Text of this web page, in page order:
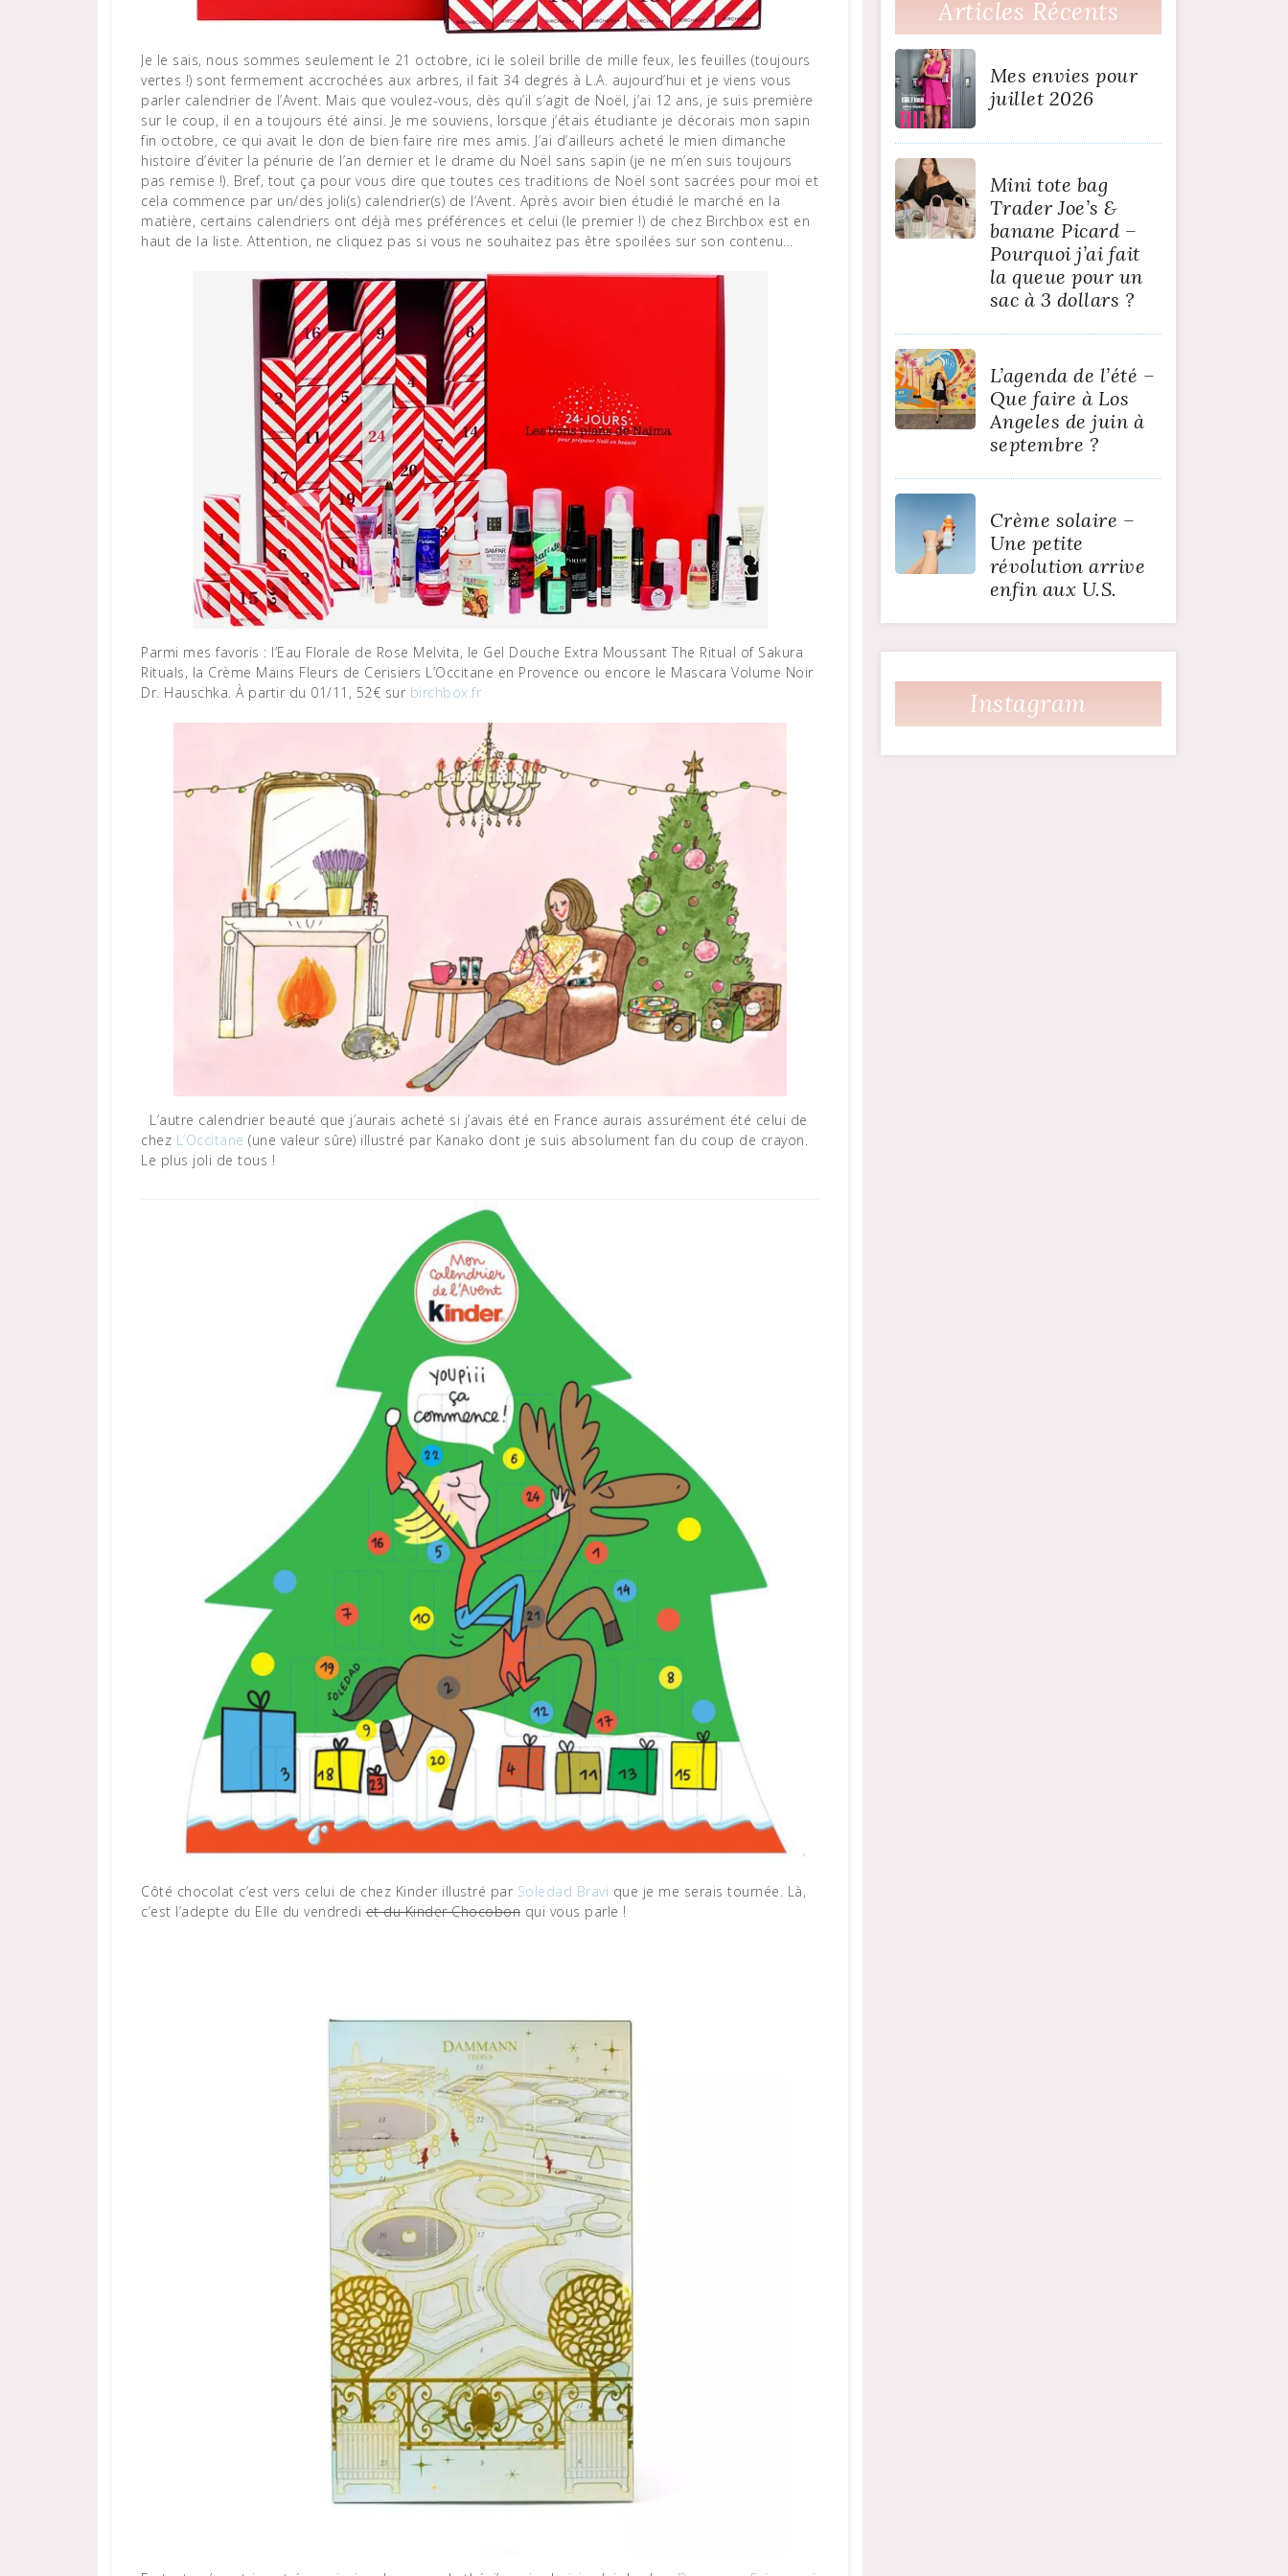
Je le sais, nous sommes seulement le 21 octobre, ici le soleil brille de mille feux, les feuilles (toujours
vertes !) sont fermement accrochées aux arbres, il fait 34 degrés à L.A. aujourd’hui et je viens vous
parler calendrier de l’Avent. Mais que voulez-vous, dès qu’il s’agit de Noël, j’ai 12 ans, je suis première
sur le coup, il en a toujours été ainsi. Je me souviens, lorsque j’étais étudiante je décorais mon sapin
fin octobre, ce qui avait le don de bien faire rire mes amis. J’ai d’ailleurs acheté le mien dimanche
histoire d’éviter la pénurie de l’an dernier et le drame du Noël sans sapin (je ne m’en suis toujours
pas remise !). Bref, tout ça pour vous dire que toutes ces traditions de Noël sont sacrées pour moi et
cela commence par un/des joli(s) calendrier(s) de l’Avent. Après avoir bien étudié le marché en la
matière, certains calendriers ont déjà mes préférences et celui (le premier !) de chez Birchbox est en
haut de la liste. Attention, ne cliquez pas si vous ne souhaitez pas être spoilées sur son contenu…
Parmi mes favoris : l’Eau Florale de Rose Melvita, le Gel Douche Extra Moussant The Ritual of Sakura
Rituals, la Crème Mains Fleurs de Cerisiers L’Occitane en Provence ou encore le Mascara Volume Noir
Dr. Hauschka. À partir du 01/11, 52€ sur birchbox.fr
L’autre calendrier beauté que j’aurais acheté si j’avais été en France aurais assurément été celui de
chez L’Occitane (une valeur sûre) illustré par Kanako dont je suis absolument fan du coup de crayon.
Le plus joli de tous !
Côté chocolat c’est vers celui de chez Kinder illustré par Soledad Bravi que je me serais tournée. Là,
c’est l’adepte du Elle du vendrediet du Kinder Chocobon qui vous parle !
Articles Récents
Mes envies pour
juillet 2026
Mini tote bag
Trader Joe’s &
banane Picard –
Pourquoi j’ai fait
la queue pour un
sac à 3 dollars ?
L’agenda de l’été –
Que faire à Los
Angeles de juin à
septembre ?
Crème solaire –
Une petite
révolution arrive
enfin aux U.S.
Instagram